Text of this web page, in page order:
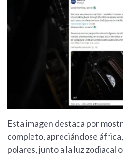
Esta imagen destaca por
completo, apreciándose
polares, junto a la luz zodiacal